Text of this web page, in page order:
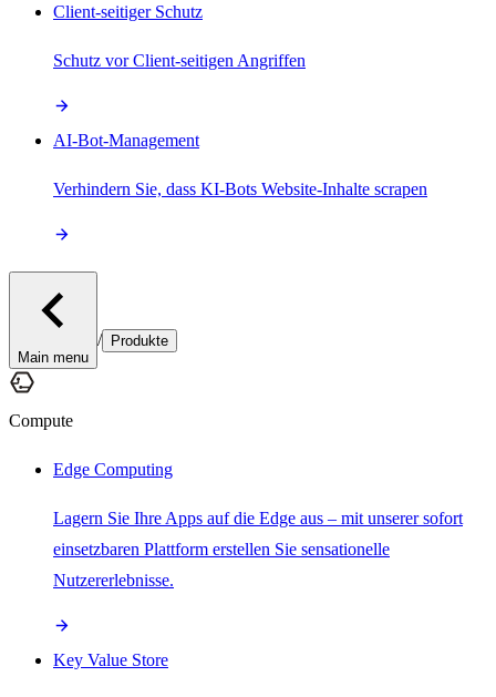
Client-seitiger Schutz
Schutz vor Client-seitigen Angriffen
AI-Bot-Management
Verhindern Sie, dass KI-Bots Website-Inhalte scrapen
Main menu
/ Produkte
Compute
Edge Computing
Lagern Sie Ihre Apps auf die Edge aus – mit unserer sofort
einsetzbaren Plattform erstellen Sie sensationelle
Nutzererlebnisse.
Key Value Store